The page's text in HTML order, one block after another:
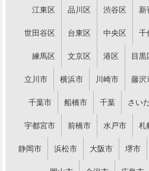
江東区 品川区 渋谷区 新
世田谷区 台東区 中央区 千
練馬区 文京区 港区 目黒
立川市 横浜市 川崎市 藤沢
千葉市 船橋市 千葉 さい
宇都宮市 前橋市 水戸市 札
静岡市 浜松市 大阪市 堺市